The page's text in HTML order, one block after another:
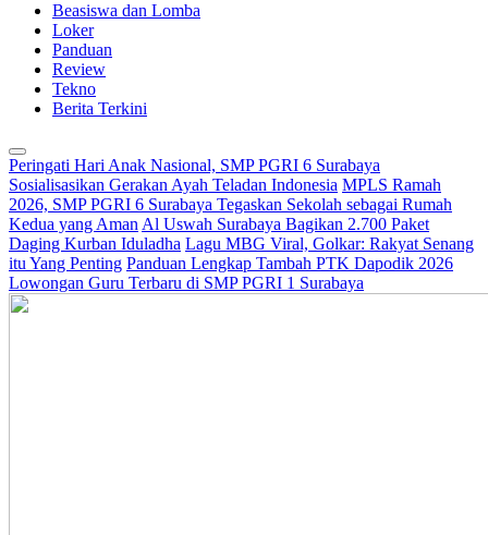
Beasiswa dan Lomba
Loker
Panduan
Review
Tekno
Berita Terkini
Peringati Hari Anak Nasional, SMP PGRI 6 Surabaya
Sosialisasikan Gerakan Ayah Teladan Indonesia MPLS Ramah
2026, SMP PGRI 6 Surabaya Tegaskan Sekolah sebagai Rumah
Kedua yang Aman Al Uswah Surabaya Bagikan 2.700 Paket
Daging Kurban Iduladha Lagu MBG Viral, Golkar: Rakyat Senang
itu Yang Penting Panduan Lengkap Tambah PTK Dapodik 2026
Lowongan Guru Terbaru di SMP PGRI 1 Surabaya